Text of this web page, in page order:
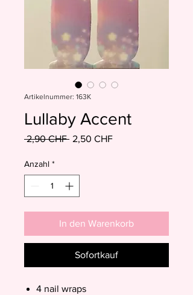
Artikelnummer: 163K
Lullaby Accent
2,90 CHF Standardpreis
2,50 CHFSale-
Anzahl *
In den Warenkorb
Sofortkauf
4 nail wraps